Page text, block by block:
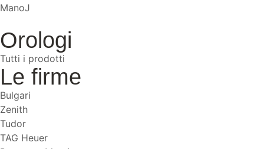
ManoJ
Orologi
Tutti i prodotti
Le firme
Bulgari
Zenith
Tudor
TAG Heuer